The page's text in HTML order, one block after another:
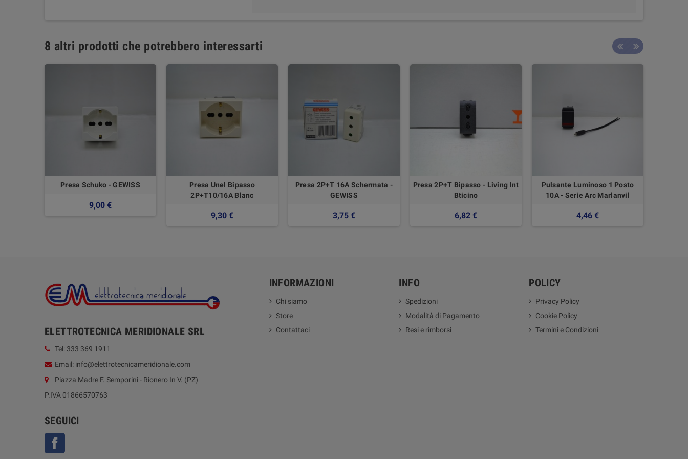
8 altri prodotti che potrebbero interessarti
Presa Schuko - GEWISS
9,00 €
Presa Unel Bipasso
2P+T10/16A Blanc
9,30 €
Presa 2P+T 16A Schermata -
GEWISS
3,75 €
Presa 2P+T Bipasso - Living Int
Bticino
6,82 €
Pulsante Luminoso 1 Posto
10A - Serie Arc Marlanvil
4,46 €
ELETTROTECNICA MERIDIONALE SRL
Tel: 333 369 1911
Email: info@elettrotecnicameridionale.com
Piazza Madre F. Semporini - Rionero In V. (PZ)
P.IVA 01866570763
SEGUICI
INFORMAZIONI
Chi siamo
Store
Contattaci
INFO
Spedizioni
Modalità di Pagamento
Resi e rimborsi
POLICY
Privacy Policy
Cookie Policy
Termini e Condizioni